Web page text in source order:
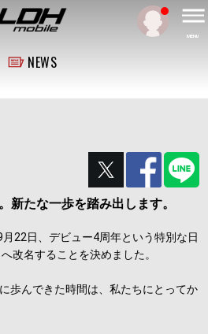
MENU
NEWS
新たな一歩を踏み出します。
22日、デビュー4周年という特別な日
改名することを決めました。
歩んできた時間は、私たちにとってか